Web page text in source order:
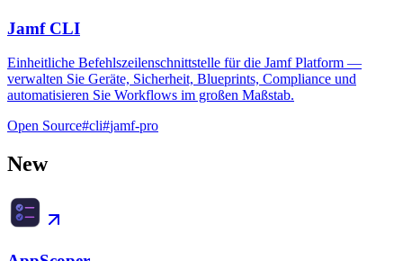
Jamf CLI
Einheitliche Befehlszeilenschnittstelle für die Jamf Platform —
verwalten Sie Geräte, Sicherheit, Blueprints, Compliance und
automatisieren Sie Workflows im großen Maßstab.
Open Source#cli#jamf-pro
New